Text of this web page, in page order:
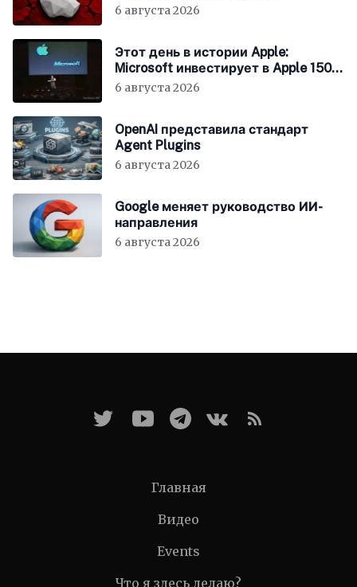
6 августа 2026
Этот день в истории Apple:
Microsoft инвестирует в Apple 150
миллионов долларов
6 августа 2026
OpenAI представила стандарт
Agent Plugins
6 августа 2026
Google меняет руководство ИИ-
направления
6 августа 2026
Главная
Видео
Events
Что я здесь делаю?